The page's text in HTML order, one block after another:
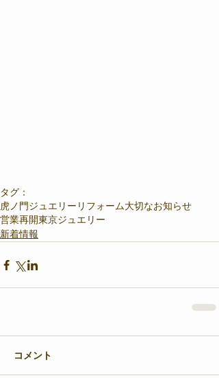
タグ：
虎ノ門ジュエリーリフォーム大切なお知らせ
営業再開東京ジュエリー
新着情報
コメント